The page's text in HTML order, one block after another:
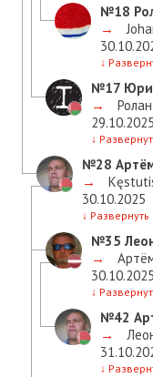
№18
→
↓
№17
→
29.10.2025
↓
№28
→
30.10.2025
↓ Развернуть
№35
→
30.10.2025
↓
№42
→
↓